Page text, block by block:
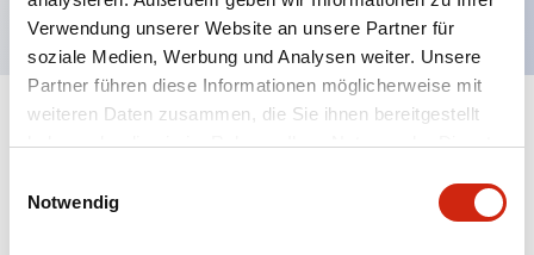
Verwendung unserer Website an unsere Partner für
soziale Medien, Werbung und Analysen weiter. Unsere
Partner führen diese Informationen möglicherweise mit
weiteren Daten zusammen, die Sie ihnen bereitgestellt
haben oder die sie im Rahmen Ihrer Nutzung der Dienste
Notwendig